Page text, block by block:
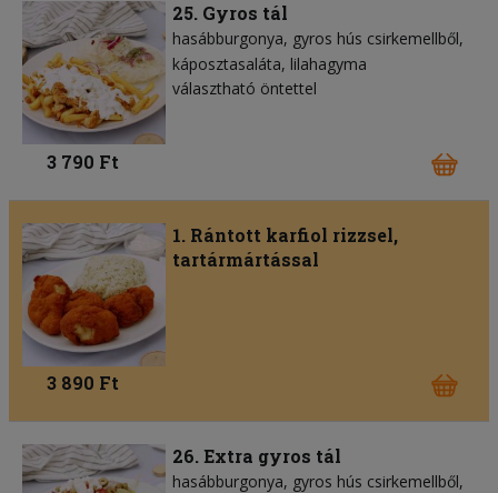
25. Gyros tál
hasábburgonya gyros hús csirkemellből
káposztasaláta lilahagyma
választható öntettel
3 790 Ft
1. Rántott karfiol rizzsel,
tartármártással
3 890 Ft
26. Extra gyros tál
hasábburgonya gyros hús csirkemellből